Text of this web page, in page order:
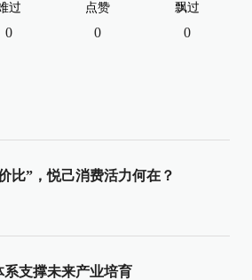
过
0
点赞
0
飘过
0
比”，悦己消费活力何在？
支撑未来产业培育